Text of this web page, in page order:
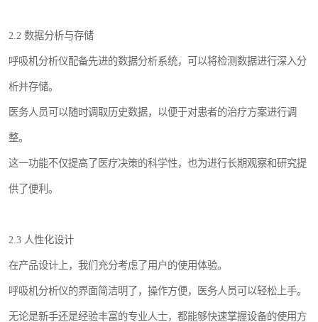
2.2 数据分析与存储
呼吸机分析仪配备先进的数据分析系统，可以将检测数据进行深入分
析并存储。
医务人员可以随时调取历史数据，以便于对患者的治疗方案进行调
整。
这一功能不仅提高了医疗决策的科学性，也为进行长期观察和研究提
供了便利。
2.3 人性化设计
在产品设计上，我们充分考虑了用户的使用体验。
呼吸机分析仪的界面简洁明了，操作方便，医务人员可以轻松上手。
无论是新手还是经验丰富的专业人士，都能够快速掌握设备的使用方